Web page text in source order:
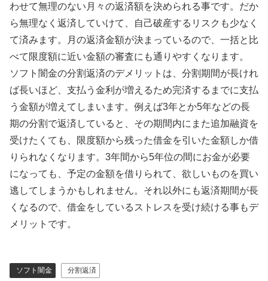
わせて無理のない月々の返済額を決められる事です。だか
ら無理なく返済していけて、自己破産するリスクも少なく
て済みます。月の返済金額が決まっているので、一括と比
べて限度額に近い金額の審査にも通りやすくなります。
ソフト闇金の分割返済のデメリットは、分割期間が長けれ
ば長いほど、支払う金利が増えるため完済するまでに支払
う金額が増えてしまいます。例えば3年とか5年などの長
期の分割で返済していると、その期間内にまた追加融資を
受けたくても、限度額から残った借金を引いた金額しか借
りられなくなります。3年間から5年位の間にお金が必要
になっても、予定の金額を借りられて、欲しいものを買い
逃してしまうかもしれません。それ以外にも返済期間が長
くなるので、借金をしているストレスを受け続ける事もデ
メリットです。
ソフト闇金 分割返済